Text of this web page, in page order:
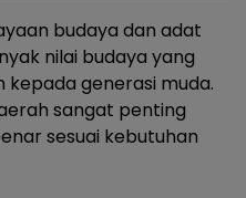
budaya dan adat
nilai budaya yang
kepada generasi muda.
sangat penting
sesuai kebutuhan